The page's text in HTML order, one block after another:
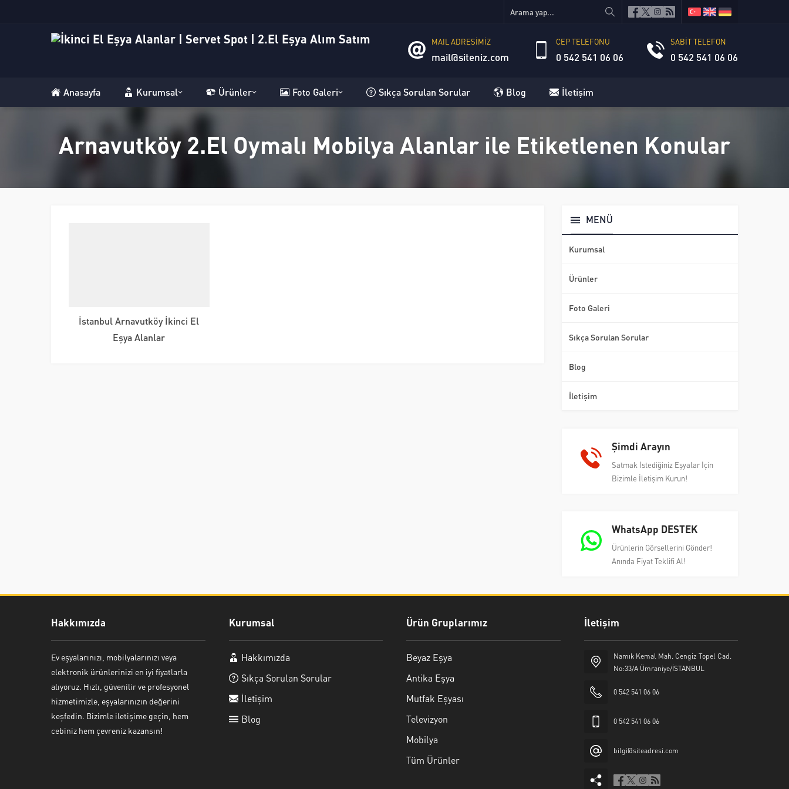
MAIL ADRESİMİZ
mail@siteniz.com
CEP TELEFONU
0 542 541 06 06
SABİT TELEFON
0 542 541 06 06
Anasayfa Kurumsal Ürünler Foto Galeri Sıkça Sorulan Sorular Blog İletişim
Arnavutköy 2.El Oymalı Mobilya Alanlar ile Etiketlenen Konular
İstanbul Arnavutköy İkinci El
Eşya Alanlar
MENÜ
Kurumsal
Ürünler
Foto Galeri
Sıkça Sorulan Sorular
Blog
İletişim
Şimdi Arayın
Satmak İstediğiniz Eşyalar İçin
Bizimle İletişim Kurun!
WhatsApp DESTEK
Ürünlerin Görsellerini Gönder!
Anında Fiyat Teklifi Al!
Hakkımızda
Ev eşyalarınızı, mobilyalarınızı veya
elektronik ürünlerinizi en iyi fiyatlarla
alıyoruz. Hızlı, güvenilir ve profesyonel
hizmetimizle, eşyalarınızın değerini
keşfedin. Bizimle iletişime geçin, hem
cebiniz hem çevreniz kazansın!
Kurumsal
Hakkımızda
Sıkça Sorulan Sorular
İletişim
Blog
Ürün Gruplarımız
Beyaz Eşya
Antika Eşya
Mutfak Eşyası
Televizyon
Mobilya
Tüm Ürünler
İletişim
Namık Kemal Mah. Cengiz Topel Cad.
No:33/A Ümraniye/İSTANBUL
0 542 541 06 06
0 542 541 06 06
bilgi@siteadresi.com
Ayşe Yılmaz